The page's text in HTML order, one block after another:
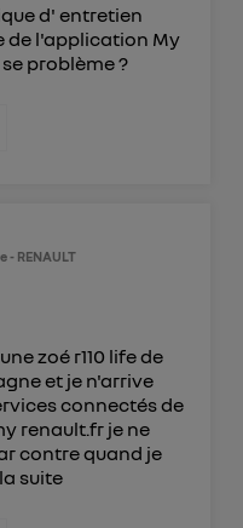
d' entretien
de l'application My
problème ?
- RENAULT
zoé r110 life de
et je n'arrive
connectés de
renault.fr je ne
contre quand je
suite